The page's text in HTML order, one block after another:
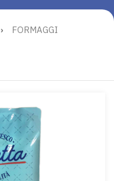
› FORMAGGI